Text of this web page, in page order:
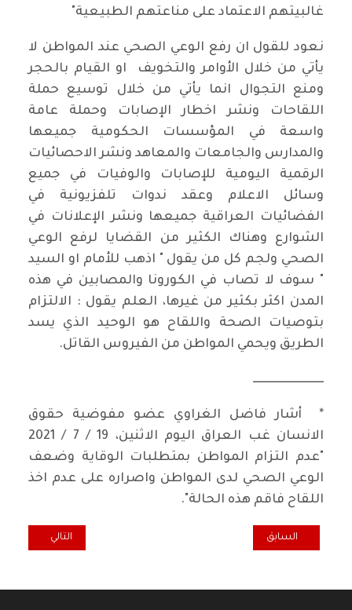
غالبيتهم الاعتماد على مناعتهم الطبيعية"
نعود للقول ان رفع الوعي الصحي عند المواطن لا
يأتي من خلال الأوامر والتخويف او القيام بالحجر
ومنع التجوال انما يأتي من خلال توسيع حملة
اللقاحات ونشر اخطار الإصابات وحملة عامة
واسعة في المؤسسات الحكومية جميعها
والمدارس والجامعات والمعاهد ونشر الاحصائيات
الرقمية اليومية للإصابات والوفيات في جميع
وسائل الاعلام وعقد ندوات تلفزيونية في
الفضائيات العراقية جميعها ونشر الإعلانات في
الشوارع وهناك الكثير من القضايا لرفع الوعي
الصحي ولجم كل من يقول " اذهب للأمام او السيد
" سوف لا تصاب في الكورونا والمصابين في هذه
المدن اكثر بكثير من غيرها، العلم يقول : الالتزام
بتوصيات الصحة واللقاح هو الوحيد الذي يسد
الطريق ويحمي المواطن من الفيروس القاتل.
ــــــــــــــــــــــــــــــ
* أشار فاضل الغراوي عضو مفوضية حقوق
الانسان غب العراق اليوم الاثنين، 19 / 7 / 2021
"عدم التزام المواطن بمتطلبات الوقاية وضعف
الوعي الصحي لدى المواطن واصراره على عدم اخذ
اللقاح فاقم هذه الحالة".
المقال السابق: إشكالية الديمقراطية الغربية في المجتمعات المسلمة
السابق المقال التالي:
التالي